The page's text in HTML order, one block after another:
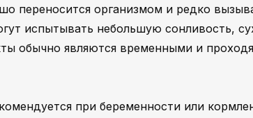
переносится организмом и редко
испытывать небольшую сонливость,
обычно являются временными и
при беременности или